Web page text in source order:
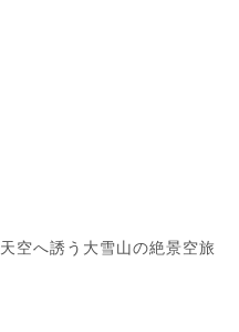
天空へ誘う大雪山の絶景空旅